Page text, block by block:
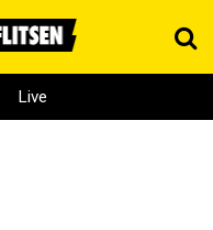
Live